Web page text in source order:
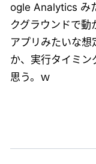
ogle Analytics み
クグラウンドで動
アプリみたいな想
か、実行タイミン
思う。ｗ